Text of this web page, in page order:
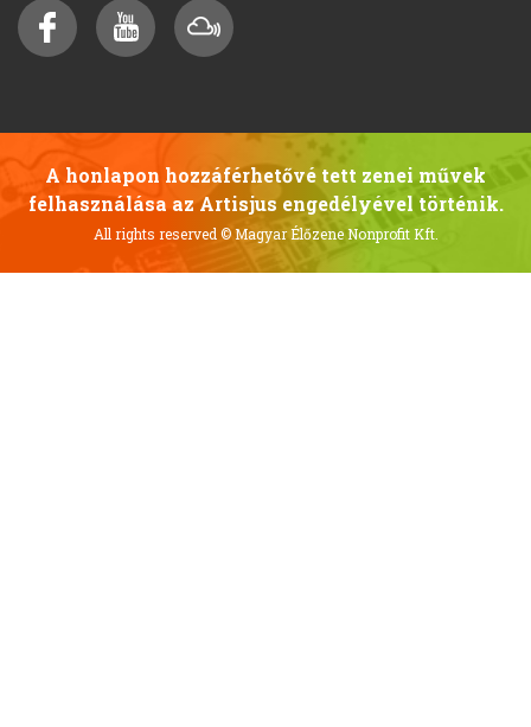
A honlapon hozzáférhetővé tett zenei művek
felhasználása az Artisjus engedélyével történik.
All rights reserved © Magyar Élőzene Nonprofit Kft.